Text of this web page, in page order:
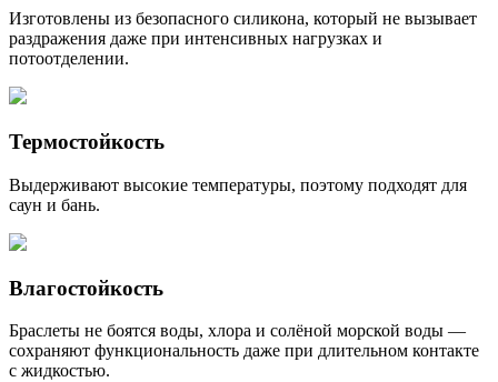
Изготовлены из безопасного силикона, который не вызывает
раздражения даже при интенсивных нагрузках и
потоотделении.
Термостойкость
Выдерживают высокие температуры, поэтому подходят для
саун и бань.
Влагостойкость
Браслеты не боятся воды, хлора и солёной морской воды —
сохраняют функциональность даже при длительном контакте
с жидкостью.